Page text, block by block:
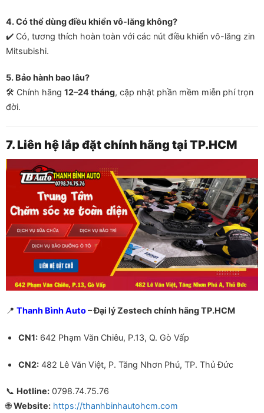
4. Có thể dùng điều khiển vô-lăng không?
✔️ Có, tương thích hoàn toàn với các nút điều khiển vô-lăng zin
Mitsubishi.
5. Bảo hành bao lâu?
🛠️ Chính hãng 12–24 tháng, cập nhật phần mềm miễn phí trọn
đời.
7. Liên hệ lắp đặt chính hãng tại TP.HCM
📍 Thanh Bình Auto– Đại lý Zestech chính hãng TP.HCM
CN1:642 Phạm Văn Chiêu, P.13, Q. Gò Vấp
CN2:482 Lê Văn Việt, P. Tăng Nhơn Phú, TP. Thủ Đức
📞 Hotline: 0798.74.75.76
🌐Website: https://thanhbinhautohcm.com